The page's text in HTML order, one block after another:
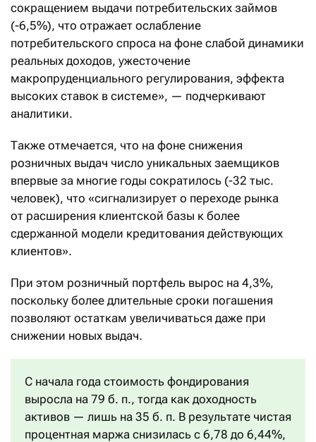
сокращением выдачи потребительских займов
(-6,5%), что отражает ослабление
потребительского спроса на фоне слабой динамики
реальных доходов, ужесточение
макропруденциального регулирования, эффекта
высоких ставок в системе», — подчеркивают
аналитики.
Также отмечается, что на фоне снижения
розничных выдач число уникальных заемщиков
впервые за многие годы сократилось (-32 тыс.
человек), что «сигнализирует о переходе рынка
от расширения клиентской базы к более
сдержанной модели кредитования действующих
клиентов».
При этом розничный портфель вырос на 4,3%,
поскольку более длительные сроки погашения
позволяют остаткам увеличиваться даже при
снижении новых выдач.
С начала года стоимость фондирования
выросла на 79 б. п., тогда как доходность
активов — лишь на 35 б. п. В результате чистая
процентная маржа снизилась с 6,78 до 6,44%,